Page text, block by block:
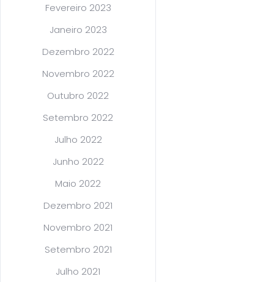
Fevereiro 2023
Janeiro 2023
Dezembro 2022
Novembro 2022
Outubro 2022
Setembro 2022
Julho 2022
Junho 2022
Maio 2022
Dezembro 2021
Novembro 2021
Setembro 2021
Julho 2021